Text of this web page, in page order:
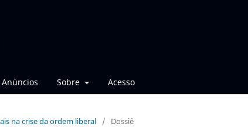
Anúncios Sobre Acesso
na crise da ordem liberal / Dossiê